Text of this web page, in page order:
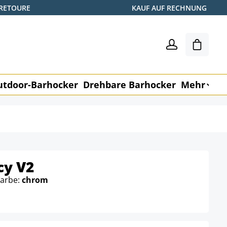
KAUF AUF RECHNUNG
Barhocker Drehbare Barhocker Mehr
V2
chrom